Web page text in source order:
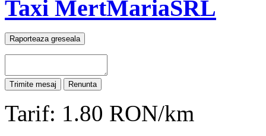
Taxi MertMariaSRL
Tarif: 1.80 RON/km